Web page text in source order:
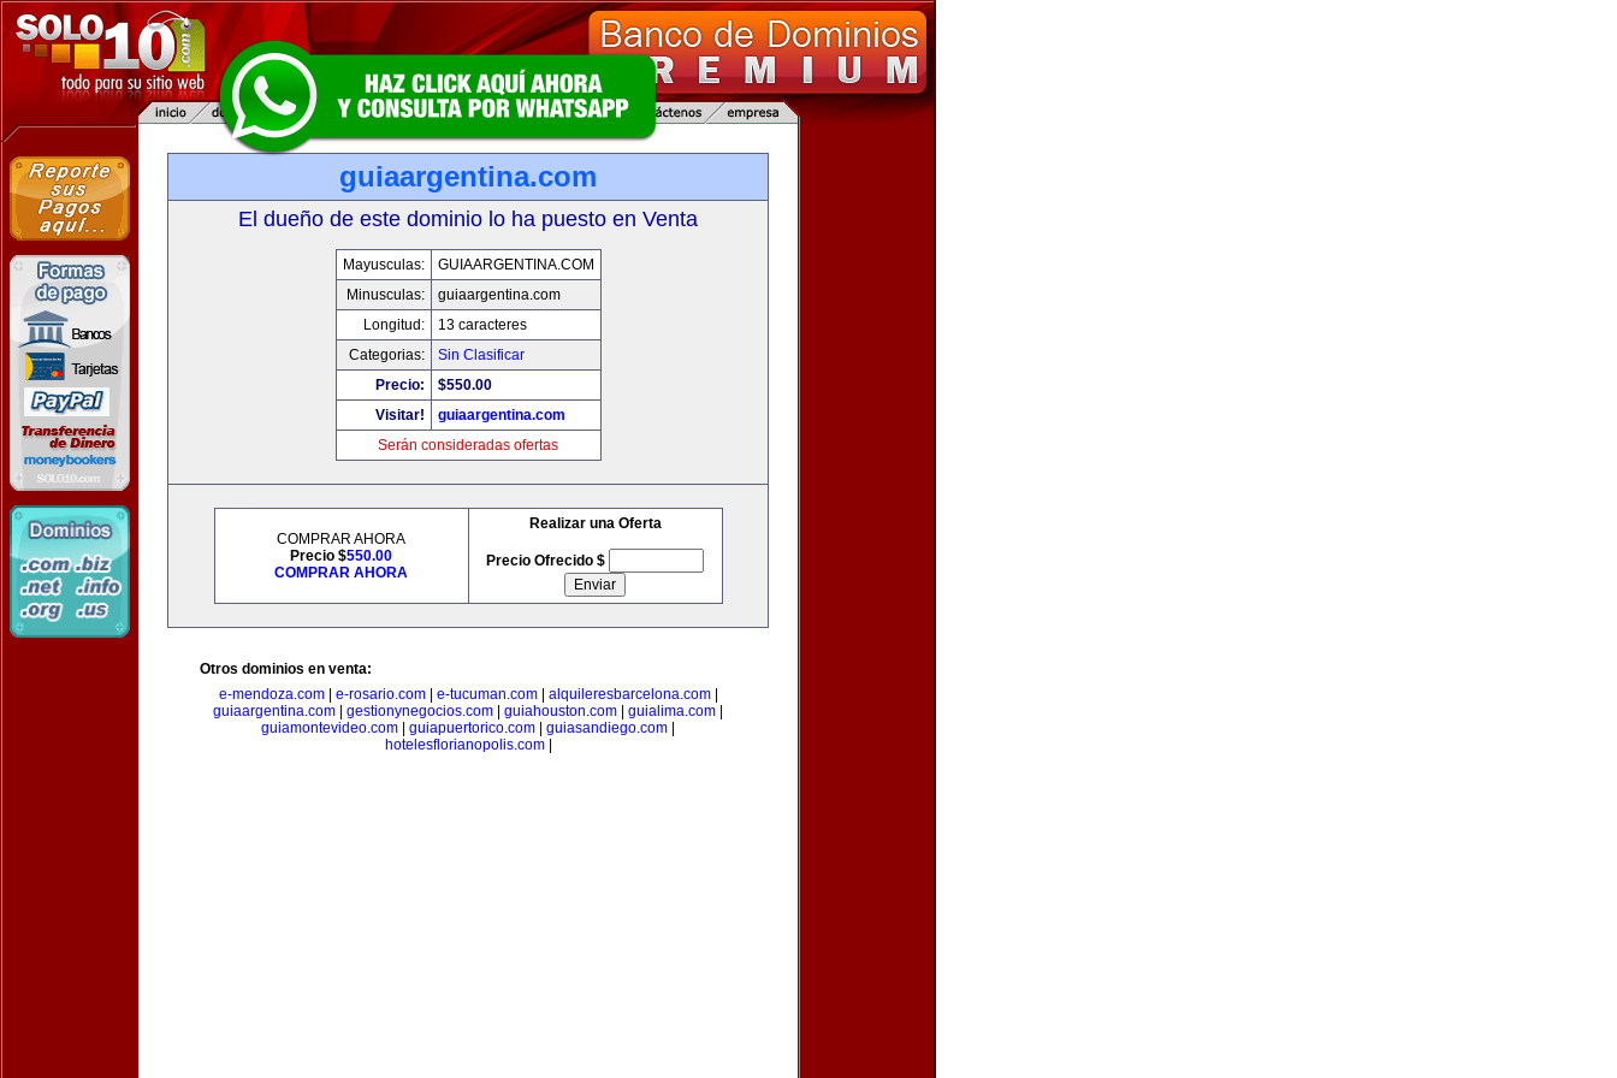
guiaargentina.com
El dueño de este dominio lo ha puesto en Venta
Mayusculas:
GUIAARGENTINA.COM
Minusculas:
guiaargentina.com
Longitud:
13 caracteres
Categorias:
Sin Clasificar
Precio:
$550.00
Visitar!
guiaargentina.com
Serán consideradas ofertas
COMPRAR AHORA
Precio $550.00
COMPRAR AHORA
Realizar una Oferta
Precio Ofrecido $
Otros dominios en venta:
e-mendoza.com| e-rosario.com| e-tucuman.com| alquileresbarcelona.com|
guiaargentina.com
gestionynegocios.com guiahouston.com guialima.com
guiamontevideo.com
guiapuertorico.com guiasandiego.com
hotelesflorianopolis.com|